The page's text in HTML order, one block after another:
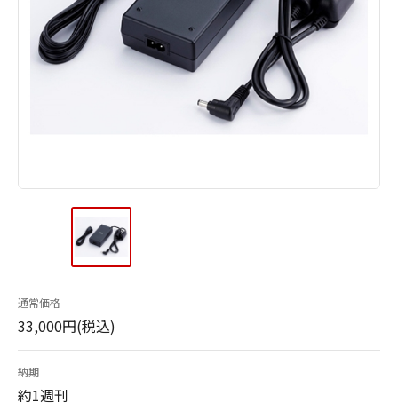
通常価格
33,000円(税込)
納期
約1週刊